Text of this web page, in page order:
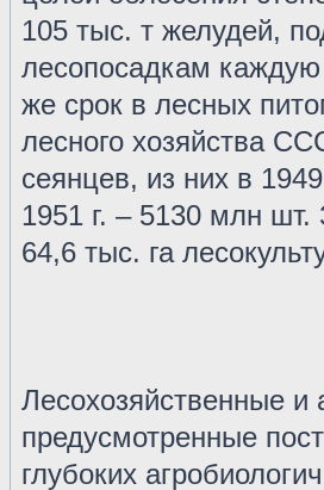
105 тыс. т желудей,
лесопосадкам каждую
же срок в лесных
лесного хозяйства
сеянцев, из них в
1951 г. – 5130 млн
64,6 тыс. га
Лесохозяйственные и
предусмотренные
глубоких